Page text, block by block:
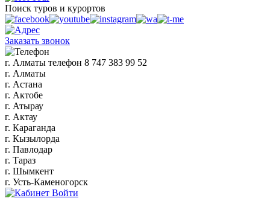
Поиск туров и курортов
Заказать звонок
г. Алматы телефон 8 747 383 99 52
г. Алматы
г. Астана
г. Актобе
г. Атырау
г. Актау
г. Караганда
г. Кызылорда
г. Павлодар
г. Тараз
г. Шымкент
г. Усть-Каменогорск
Войти